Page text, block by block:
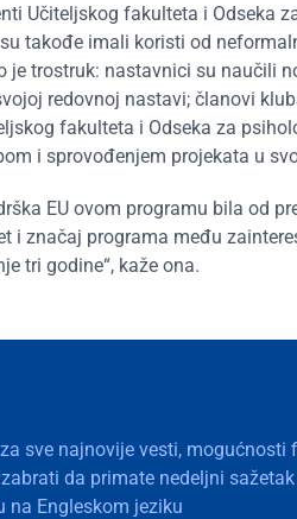
Učiteljskog fakulteta i Odseka
takođe imali koristi od
je trostruk: nastavnici su naučili
redovnoj nastavi; članovi
fakulteta i Odseka za
i sprovođenjem projekata u
EU ovom programu bila od
i značaj programa među
tri godine“, kaže ona.
sve najnovije vesti, mogućnosti
da primate nedeljni
na Engleskom jeziku